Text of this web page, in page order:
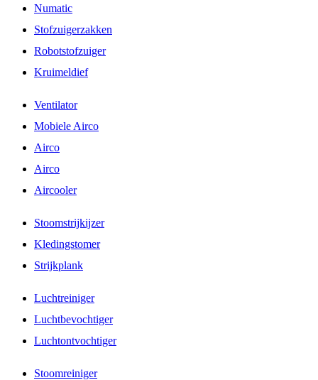
Numatic
Stofzuigerzakken
Robotstofzuiger
Kruimeldief
Ventilator
Mobiele Airco
Airco
Airco
Aircooler
Stoomstrijkijzer
Kledingstomer
Strijkplank
Luchtreiniger
Luchtbevochtiger
Luchtontvochtiger
Stoomreiniger